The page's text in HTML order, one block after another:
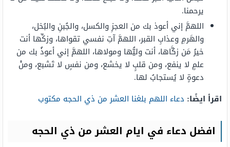
يرحمنا.
اللهمَّ إني أعوذ بك من العجزِ والكسل، والجُبنِ والبُخل،
والهَرمِ وعذابِ القبر، اللهمَّ آتِ نفسي تقواها، وزكِّها أنت
خيرُ مَن زكَّاها، أنت وليُّها ومولاها، اللهمَّ إني أعوذُ بك من
علمٍ لا ينفع، ومن قلبٍ لا يخشع، ومن نفسٍ لا تَشبع، ومنْ
دعوةٍ لا يُستجابُ لها.
اقرأ ايضًا: دعاء اللهم بلغنا العشر من ذي الحجه مكتوب
افضل دعاء في ايام العشر من ذي الحجه